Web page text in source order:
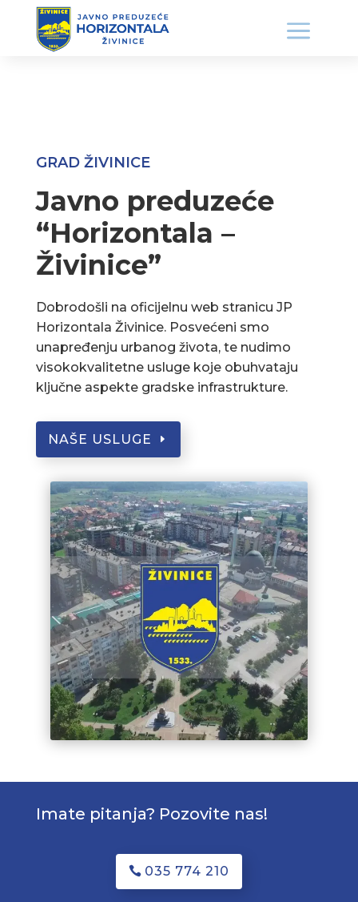
GRAD ŽIVINICE
Javno preduzeće
“Horizontala –
Živinice”
Dobrodošli na oficijelnu web stranicu JP
Horizontala Živinice. Posvećeni smo
unapređenju urbanog života, te nudimo
visokokvalitetne usluge koje obuhvataju
ključne aspekte gradske infrastrukture.
NAŠE USLUGE
Imate pitanja? Pozovite nas!
035 774 210